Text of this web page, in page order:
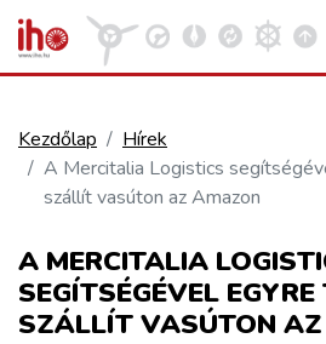
VASÚT
KÖZÚT
REPÜLÉS
Kezdőlap
Hírek
A Mercitalia Logistics
szállít vasúton az Amazon
A MERCITALIA
SEGÍTSÉGÉVEL
SZÁLLÍT VASÚTON